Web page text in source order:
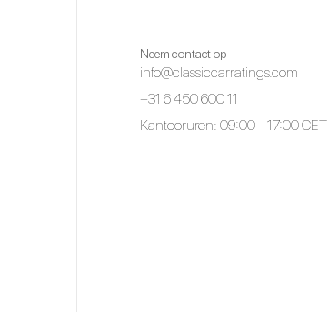
Neem contact op
info@classiccarratings.com
+31 6 450 600 11
Kantooruren: 09:00 - 17:00 CET